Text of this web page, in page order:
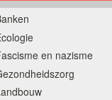
en nazisme